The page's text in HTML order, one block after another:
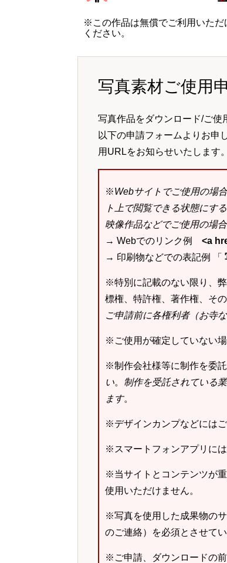
※この作品は無償でご利用いただ
ください。
写真素材ご使用
写真作品をダウンロード/ご使
以下の申請フォームよりお申
用URLをお知らせいたします。
※Webサイトでご使用の場
ト上で閲覧できる状態にす
映像作品などでご使用の場
→ Webでのリンク例 <a
→ 印刷物などでの表記例 「
※特別に記載のない限り、
標権、特許権、著作権、そ
ご申請前に各権利者（お寺
※ご使用が確定していない
※制作会社様等に制作を委
い。 制作を受託されている
ます。
※デザインカンプなどにはご
※スマートフォンアプリには
※当サイトとコンテンツが
使用いただけません。
※写真を使用した成果物の
のご連絡）を必須とさせてい
※ご申請、ダウンロードの前